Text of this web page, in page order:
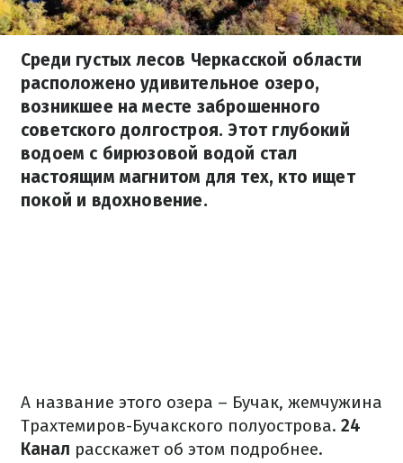
Среди густых лесов Черкасской области
расположено удивительное озеро,
возникшее на месте заброшенного
советского долгостроя. Этот глубокий
водоем с бирюзовой водой стал
настоящим магнитом для тех, кто ищет
покой и вдохновение.
А название этого озера – Бучак, жемчужина
Трахтемиров-Бучакского полуострова. 24
Канал расскажет об этом подробнее.